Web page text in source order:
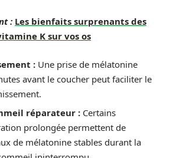
: Les bienfaits surprenants des
K sur vos os
: Une prise de mélatonine
avant le coucher peut faciliter le
réparateur : Certains
prolongée permettent de
de mélatonine stables durant la